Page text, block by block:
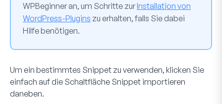
WPBeginner an, um Schritte zurInstallation von
WordPress-Plugins zu erhalten, falls Sie dabei
Hilfe benötigen.
Um ein bestimmtes Snippet zu verwenden, klicken Sie
einfach auf die Schaltfläche Snippet importieren
daneben.